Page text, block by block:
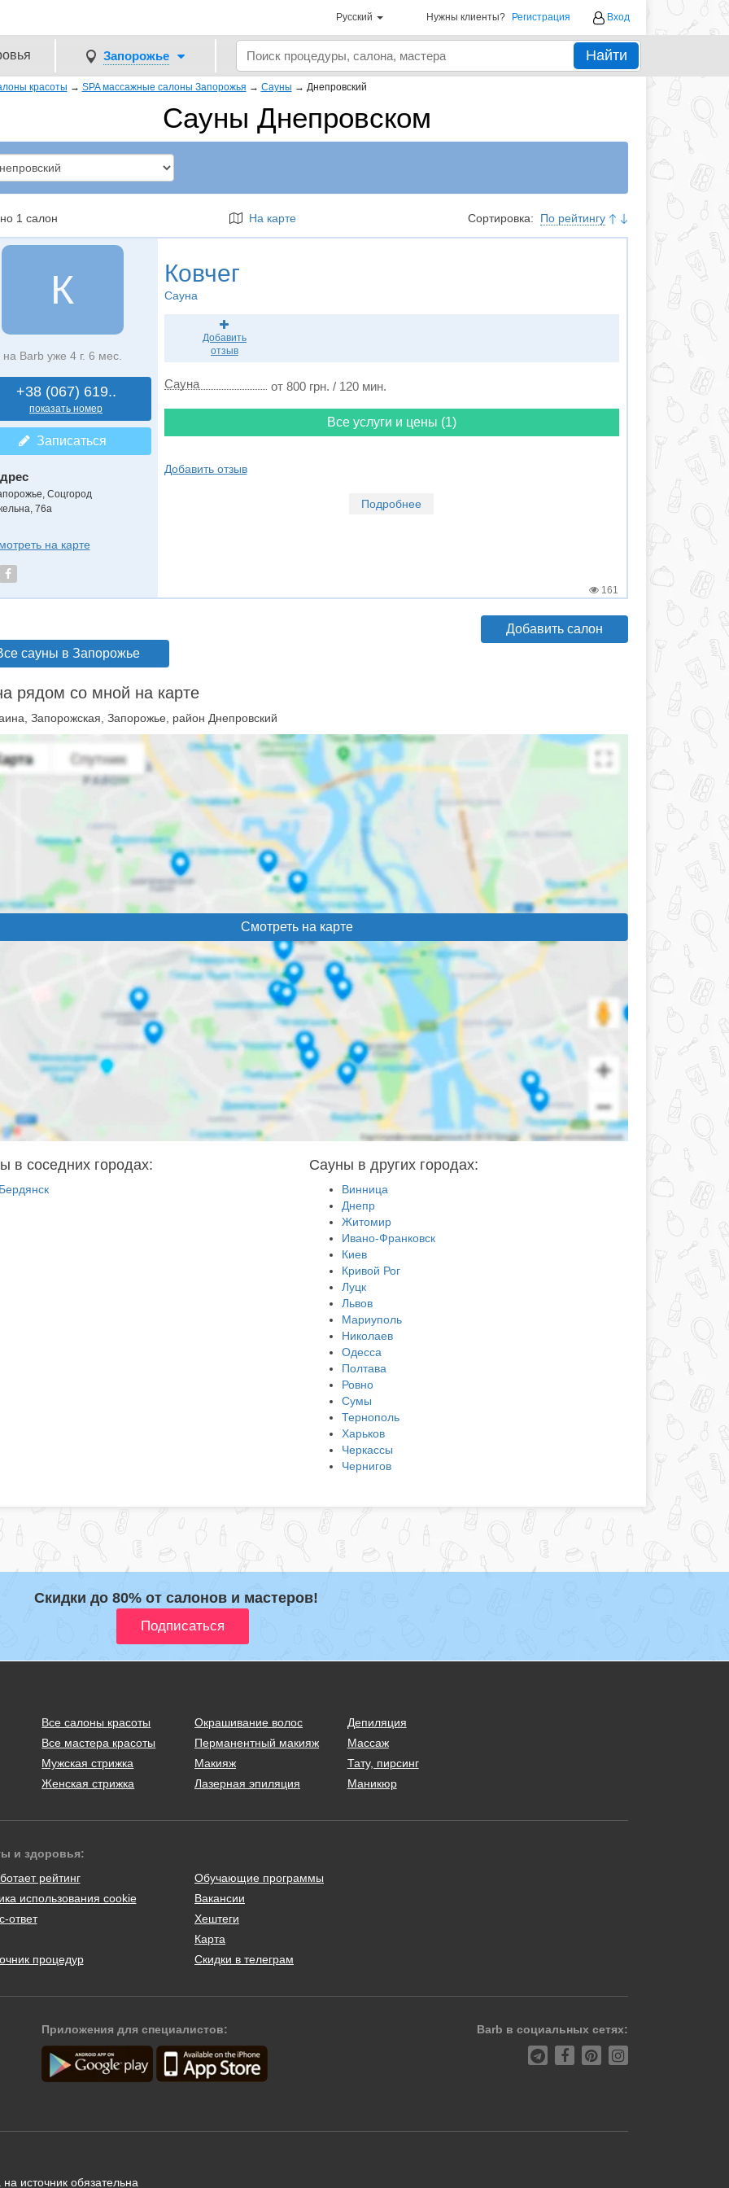
Русский Нужны клиенты? Регистрация Вход
Запорожье Найти
красоты → SPA массажные салоны Запорожья → Сауны → Днепровский
Сауны Днепровском
1 салон На карте Сортировка: По рейтингу
К
на Barb уже 4 г. 6 мес.
+38 (067) 619..
показать номер
Записаться
Соцгород
76а
на карте
Ковчег
Сауна
Добавить
отзыв
Сауна от 800 грн. / 120 мин.
Все услуги и цены (1)
Добавить отзыв
Подробнее
161
сауны в Запорожье
Добавить салон
рядом со мной на карте
Запорожская, Запорожье, район Днепровский
Смотреть на карте
в соседних городах: Сауны в других городах:
Винница
Днепр
Житомир
Ивано-Франковск
Киев
Кривой Рог
Луцк
Львов
Мариуполь
Николаев
Одесса
Полтава
Ровно
Сумы
Тернополь
Харьков
Черкассы
Чернигов
Скидки до 80% от салонов и мастеров!
Все салоны красоты
Все мастера красоты
Мужская стрижка
Женская стрижка
Окрашивание волос
Перманентный макияж
Макияж
Лазерная эпиляция
Депиляция
Массаж
Тату, пирсинг
Маникюр
и здоровья:
рейтинг
использования cookie
ответ
процедур
Обучающие программы
Вакансии
Хештеги
Карта
Скидки в телеграм
Приложения для специалистов: Barb в социальных сетях:
источник обязательна